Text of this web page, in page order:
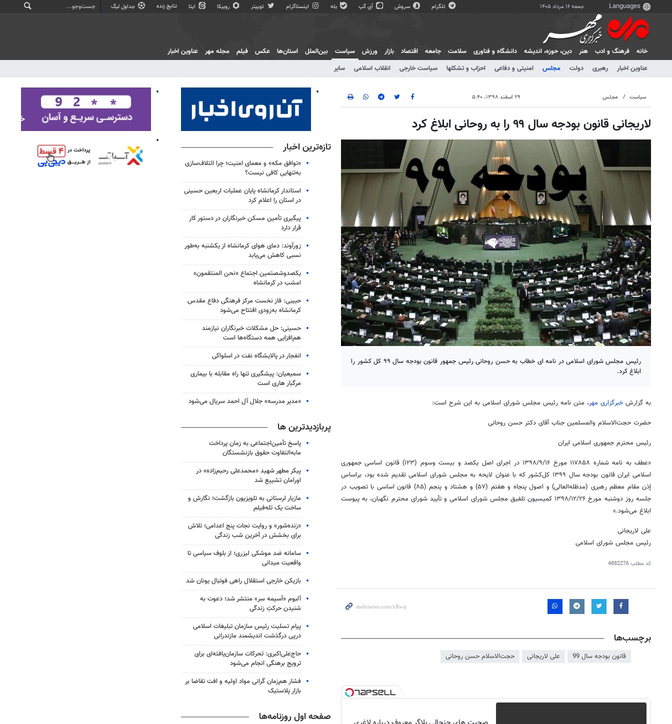
جمعه ۱۶ مرداد ۱۴۰۵ تلگرام سروش آی گپ بله اینستاگرام توییتر روبیکا ایتا نتایج زنده جداول لیگ
خانه فرهنگ و ادب هنر دين، حوزه، انديشه دانشگاه و فناوری سلامت جامعه اقتصاد بازار ورزش
سیاست
عناوین اخبار
رهبری دولت مجلس امنیتی و دفاعی احزاب و تشکلها سیاست خارجی انقلاب اسلامی سایر
بین‌الملل استان‌ها عکس فیلم مجله مهر عناوین اخبار
سیاست مجلس ۲۹ اسفند ۱۳۹۸، ۵:۴۰
لاریجانی قانون بودجه سال ۹۹ را به روحانی ابلاغ کرد
رئیس مجلس شورای اسلامی در نامه ای خطاب به حسن روحانی رئیس جمهور قانون بودجه سال ۹۹ کل کشور را
ابلاغ کرد.
به گزارش خبرگزاری مهر، متن نامه رئیس مجلس شورای اسلامی به این شرح است:
حضرت حجت‌الاسلام والمسلمین جناب آقای دکتر حسن روحانی
رئیس محترم جمهوری اسلامی ایران
«عطف به نامه شماره ۱۱۷۸۵۸ مورخ ۱۳۹۸/۹/۱۶ در اجرای اصل یکصد و بیست
وسوم
(۱۲۳) قانون اساسی جمهوری
اسلامی ایران قانون بودجه سال ۱۳۹۹ کل‌کشور که با عنوان لایحه به مجلس شورای اسلامی تقدیم شده بود،
براساس
إذن
مقام معظم رهبری (مدظله‌العالی) و اصول پنجاه و هفتم (۵۷) و هشتاد و پنجم (۸۵) قانون اساسی با تصویب در
جلسه روز دوشنبه مورخ ۱۳۹۸/۱۲/۲۶ کمیسیون تلفیق مجلس شورای اسلامی و تأیید شورای محترم نگهبان، به پیوست
ابلاغ می‌شود.»
علی لاریجانی
رئیس مجلس شورای اسلامی
کد مطلب4882276
برچسب‌ها
قانون بودجه سال 99 علی لاریجانی حجت‌الاسلام حسن روحانی
تازه‌ترین اخبار
«توافق مکه» و معمای امنیت؛ چرا ائتلاف‌سازی
به‌تنهایی کافی نیست؟
استاندار کرمانشاه پایان عملیات اربعین حسینی
در استان را اعلام کرد
پیگیری تأمین مسکن خبرنگاران در دستور کار
قرار دارد
زورآوند: دمای هوای کرمانشاه از یکشنبه به‌طور
نسبی کاهش می‌یابد
یکصدوشصتمین اجتماع «نحن المنتقمون»
امشب در کرمانشاه
حبیبی: فاز نخست مرکز فرهنگی دفاع مقدس
کرمانشاه به‌زودی افتتاح می‌شود
حسینی: حل مشکلات خبرنگاران نیازمند
هم‌افزایی همه دستگاه‌ها است
انفجار در پالایشگاه نفت در اسلواکی
سمیعیان: پیشگیری تنها راه مقابله با بیماری
مرگبار هاری است
«مدیر مدرسه» جلال آل احمد سریال می‌شود
پربازدیدترین ها
پاسخ تأمین‌اجتماعی به زمان پرداخت
مابه‌التفاوت حقوق بازنشستگان
پیکر مطهر شهید «محمدعلی رحیم‌زاده» در
اورامان تشییع شد
مازیار لرستانی به تلویزیون بازگشت؛ نگارش و
ساخت یک تله‌فیلم
«زنده‌شور» و روایت نجات پنج اعدامی؛ تلاش
برای بخشش در آخرین شب زندگی
سامانه ضد موشکی لیزری؛ از بلوف سیاسی تا
واقعیت میدانی
بازیکن خارجی استقلال راهی فوتبال یونان شد
آلبوم «آسیمه سر» منتشر شد؛ دعوت به
شنیدن حرکتِ زندگی
پیام تسلیت رئیس سازمان تبلیغات اسلامی
درپی درگذشت اندیشمند مازندرانی
حاج‌علی‌اکبری: تحرکات سازمان‌یافته‌ای برای
ترویج برهنگی انجام می‌شود
فشار هم‌زمان گرانی مواد اولیه و افت تقاضا بر
بازار پلاستیک
صفحه اول روزنامه‌ها